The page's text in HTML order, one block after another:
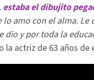
estaba el dibujito
amo con el alma. Le
dio y por toda la
la actriz de 63 años de